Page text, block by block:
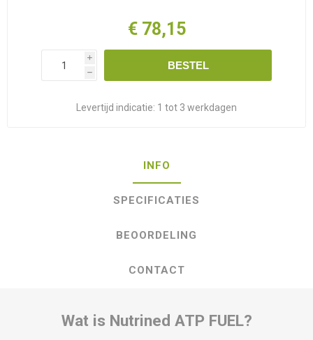
€ 78,15
i
h
BESTEL
Levertijd indicatie: 1 tot 3 werkdagen
INFO
SPECIFICATIES
BEOORDELING
CONTACT
Wat is Nutrined ATP FUEL?